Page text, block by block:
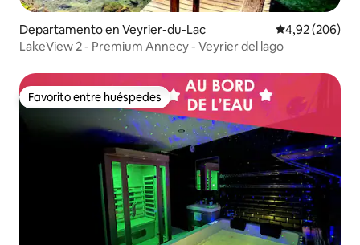
Departamento en Veyrier-du-Lac Calificación
4,92 (206)
LakeView 2 - Premium Annecy - Veyrier del lago
Favorito entre huéspedes
Favorito entre huéspedes